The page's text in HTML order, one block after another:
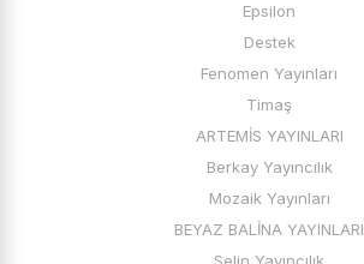
Model Eğitim Yayınları
Berkay Yayıncılık
Analiz Yayınları
Fenomen Çocuk
Çalışkan Arı Yayınları
Epsilon
Destek
Fenomen Yayınları
Timaş
ARTEMİS YAYINLARI
Berkay Yayıncılık
Mozaik Yayınları
BEYAZ BALİNA YAYINLARI